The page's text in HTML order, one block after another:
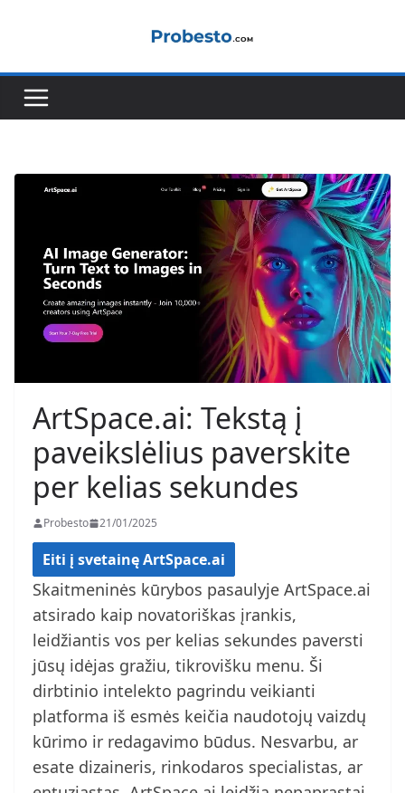
ArtSpace.ai: Tekstą į
paveikslėlius paverskite
per kelias sekundes
Probesto 21/01/2025
Eiti į svetainę ArtSpace.ai
Skaitmeninės kūrybos pasaulyje ArtSpace.ai
atsirado kaip novatoriškas įrankis,
leidžiantis vos per kelias sekundes paversti
jūsų idėjas gražiu, tikrovišku menu. Ši
dirbtinio intelekto pagrindu veikianti
platforma iš esmės keičia naudotojų vaizdų
kūrimo ir redagavimo būdus. Nesvarbu, ar
esate dizaineris, rinkodaros specialistas, ar